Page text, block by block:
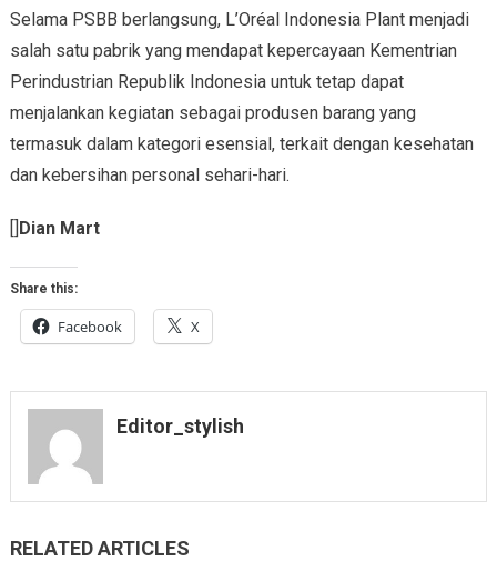
Selama PSBB berlangsung, L’Oréal Indonesia Plant menjadi
salah satu pabrik yang mendapat kepercayaan Kementrian
Perindustrian Republik Indonesia untuk tetap dapat
menjalankan kegiatan sebagai produsen barang yang
termasuk dalam kategori esensial, terkait dengan kesehatan
dan kebersihan personal sehari-hari.
[]Dian Mart
Share this:
Facebook X
Editor_stylish
RELATED ARTICLES